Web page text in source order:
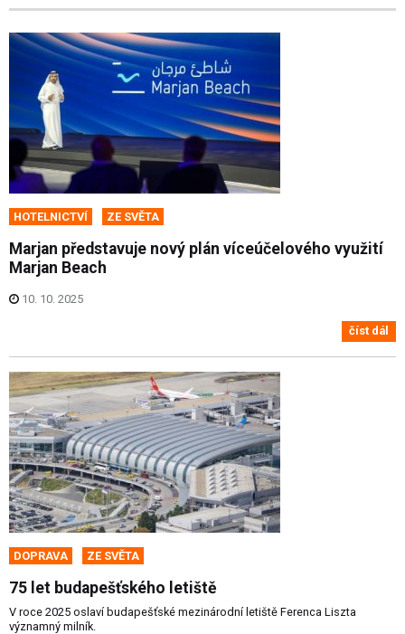
HOTELNICTVÍ ZE SVĚTA
Marjan představuje nový plán víceúčelového využití
Marjan Beach
10. 10. 2025
číst dál
DOPRAVA ZE SVĚTA
75 let budapešťského letiště
V roce 2025 oslaví budapešťské mezinárodní letiště Ferenca Liszta
významný milník.